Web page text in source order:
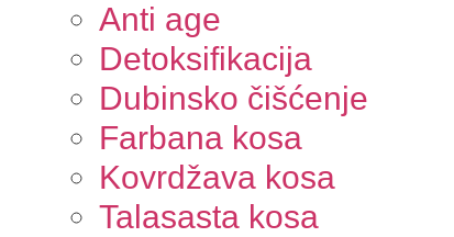
Anti age
Detoksifikacija
Dubinsko čišćenje
Farbana kosa
Kovrdžava kosa
Talasasta kosa